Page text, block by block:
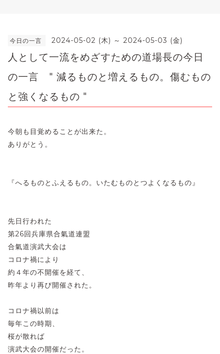
今日の一言 2024-05-02 (木) ～ 2024-05-03 (金)
人として一流をめざすための道場長の今日
の一言 " 減るものと増えるもの。傷むもの
と強くなるもの "
今朝も目覚めることが出来た。
ありがとう。
『へるものとふえるもの。いたむものとつよくなるもの』
先日行われた
第26回兵庫県合氣道連盟
合氣道演武大会は
コロナ禍により
約４年の不開催を経て、
昨年より再び開催された。
コロナ禍以前は
毎年この時期、
桜が散れば
演武大会の開催だった。